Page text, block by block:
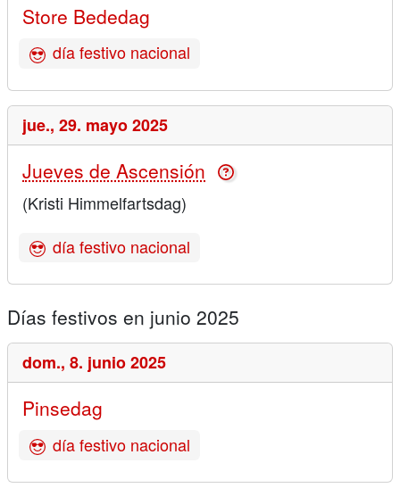
Store Bededag
día festivo nacional
jue., 29. mayo 2025
Jueves de Ascensión
(Kristi Himmelfartsdag)
día festivo nacional
Días festivos en junio 2025
dom., 8. junio 2025
Pinsedag
día festivo nacional